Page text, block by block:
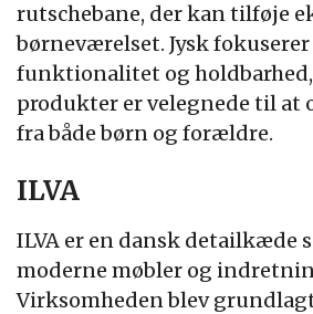
rutschebane, der kan tilføje
børneværelset. Jysk fokuserer
funktionalitet og holdbarhed,
produkter er velegnede til at
fra både børn og forældre.
ILVA
ILVA er en dansk detailkæde
moderne møbler og
Virksomheden blev grundlagt